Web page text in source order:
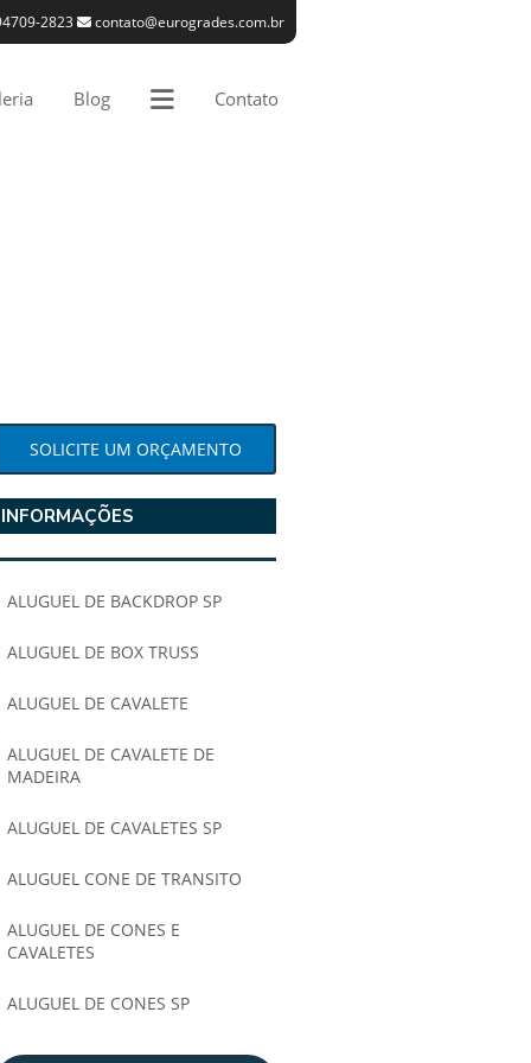
Blog Contato
2823 contato@eurogrades.com.br
SOLICITE UM ORÇAMENTO
INFORMAÇÕES
ALUGUEL DE BACKDROP SP
ALUGUEL DE BOX TRUSS
ALUGUEL DE CAVALETE
ALUGUEL DE CAVALETE DE
MADEIRA
ALUGUEL DE CAVALETES SP
ALUGUEL CONE DE TRANSITO
ALUGUEL DE CONES E
CAVALETES
ALUGUEL DE CONES SP
ALUGUEL DE GRADE DE